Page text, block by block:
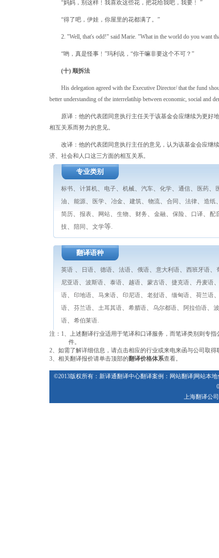
“妈妈，别这样﹗我喜欢这些花，把花给我吧，我要﹗ ”
“得了吧，伊娃，你屋里的花都满了。”
2. "Well, that's odd!" said Marie. "What in the world do you want
“哟，真是怪事﹗”玛利说，“你干嘛非要这个不可？”
(十) 顺拆法
His delegation agreed with the Executive Director/ that the fund
better understanding of the interrelatihip between economic, social and
原译：他的代表团同意执行主任关于该基金会应继续为更好
相互关系而努力的意见。
改译：他的代表团同意执行主任的意见，认为该基金会应继
济、社会和人口这三方面的相互关系。
专业类别
标书 、 计算机、 电子、 机械、 汽车、 化学、 通信、 医药、
油 、 能源、 医学、 冶金、 建筑、 物流、 合同 、 法律、 造纸
简历、 报表、 网站、 生物、 财务、 金融、 保险、 口译、
配
技、 陪同 、 文学等.
翻译语种
英语 、 日语、 德语、 法语、 俄语、 意大利语、 西班牙语、
尼亚语、 波斯语、 泰语、 越语、 蒙古语、 捷克语、 丹麦语
语、 印地语、 马来语、 印尼语、 老挝语、 缅甸语、 荷兰语
语、 芬兰语、 土耳其语、 希腊语、 乌尔都语、 阿拉伯语、
语、 希伯莱语.
注：1、上述翻译行业适用于笔译和口译服务，而笔译类别则专指
件。
2、如需了解详细信息，请点击相应的行业或来电来函与公司取得
3、相关翻译报价请单击顶部的翻译价格体系查看。
©2013版权所有：新译通翻译中心翻译案例 ： 网站翻译| 网站本地
上海翻译公